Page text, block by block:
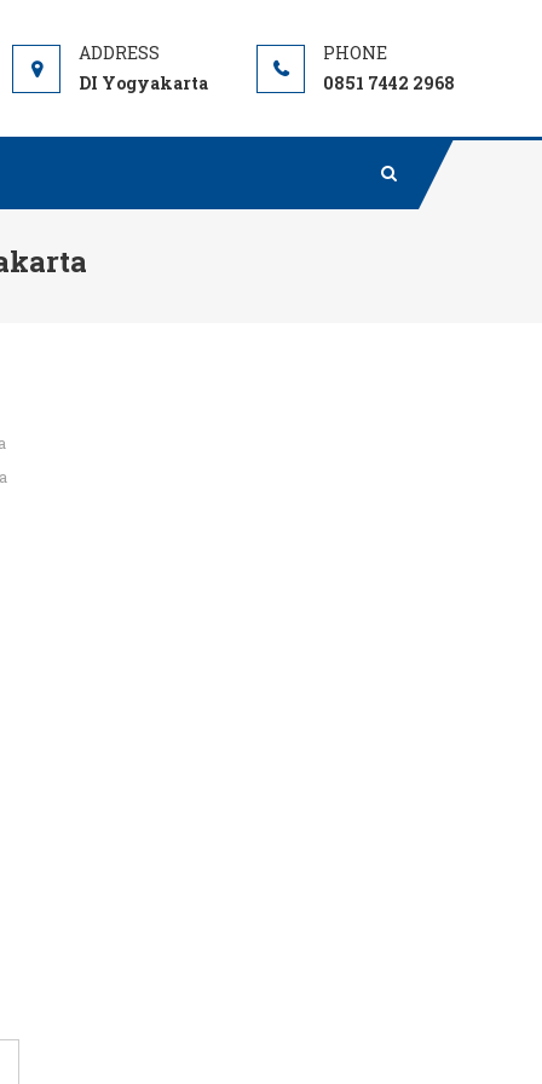
DI Yogyakarta 0851 7442 2968